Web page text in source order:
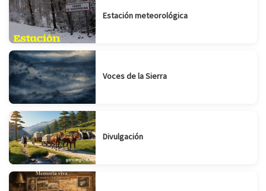
Estación meteorológica
Voces de la Sierra
Divulgación